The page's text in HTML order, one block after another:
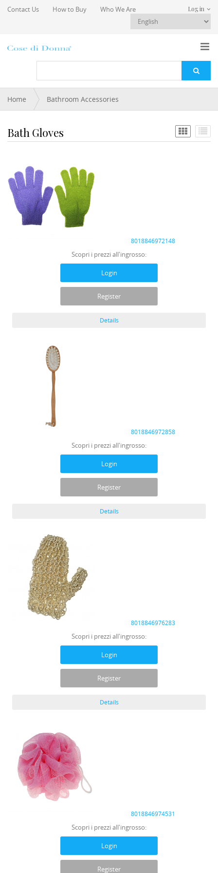
Skip to main content
Contact Us How to Buy Who We Are Log in
You are here
Home Bathroom Accessories
Bath Gloves
8018846972148
Scopri i prezzi all'ingrosso:
Login
Register
Details
8018846972858
Scopri i prezzi all'ingrosso:
Login
Register
Details
8018846976283
Scopri i prezzi all'ingrosso:
Login
Register
Details
8018846974531
Scopri i prezzi all'ingrosso:
Login
Register